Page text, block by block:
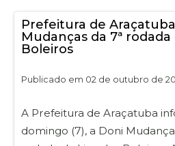
Prefeitura de
Mudanças da 7ª
Boleiros
Publicado em 02 de outubro de
A Prefeitura de Araçatuba
domingo (7), a Doni